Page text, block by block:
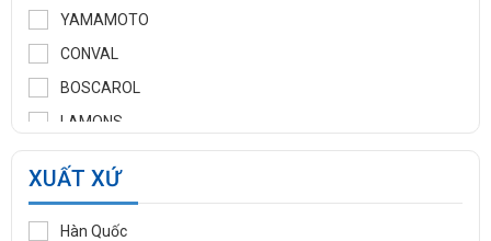
YAMAMOTO
CONVAL
BOSCAROL
LAMONS
MANNTEK
KLINGER
WOOJU GASPACK
XUẤT XỨ
Hàn Quốc